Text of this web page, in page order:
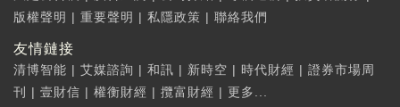
版權聲明 | 重要聲明 | 私隱政策 | 聯絡我們
友情鏈接
清博智能 | 艾媒諮詢 | 和訊 | 新時空 | 時代財經 | 證券市場周
刊
| 壹財信 | 權衡財經 | 攬富財經 | 更多...